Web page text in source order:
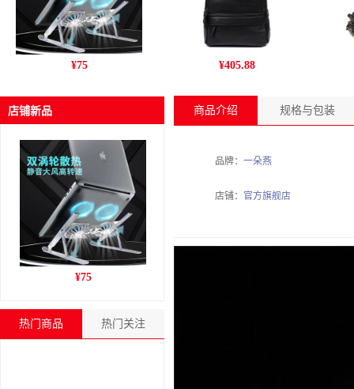
跨境新款C9pro笔记本电脑
¥75
丹爵(DANJUE)新款男包 商
¥405.88
店铺新品
跨境新款C9pro笔记本电脑
¥75
热门商品 热门关注
商品介绍 规格与包装
品牌： 一朵燕
店铺： 官方旗舰店